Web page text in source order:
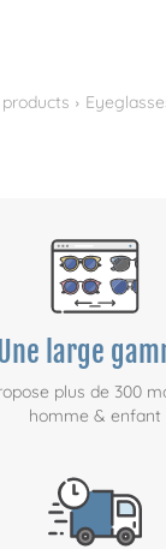
›
large
plus de 300
homme & enfant